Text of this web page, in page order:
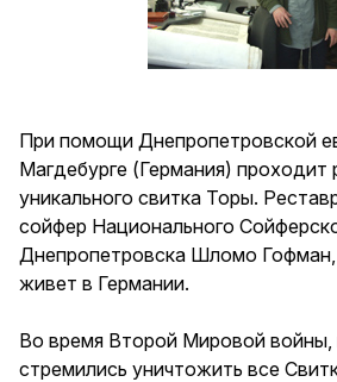
При помощи Днепропетровской
Магдебурге (Германия) проходит
уникального свитка Торы.
сойфер Национального
Днепропетровска Шломо Гофман,
живет в Германии.
Во время Второй Мировой войны,
стремились уничтожить все